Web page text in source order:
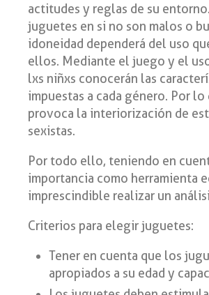
actitudes y reglas de su
juguetes en si no son malos o
idoneidad dependerá del uso
ellos. Mediante el juego y el
lxs niñxs conocerán las
impuestas a cada género. Por lo
provoca la interiorización de
sexistas.
Por todo ello, teniendo en
importancia como herramienta
imprescindible realizar un
Criterios para elegir juguetes:
Tener en cuenta que los
apropiados a su edad y